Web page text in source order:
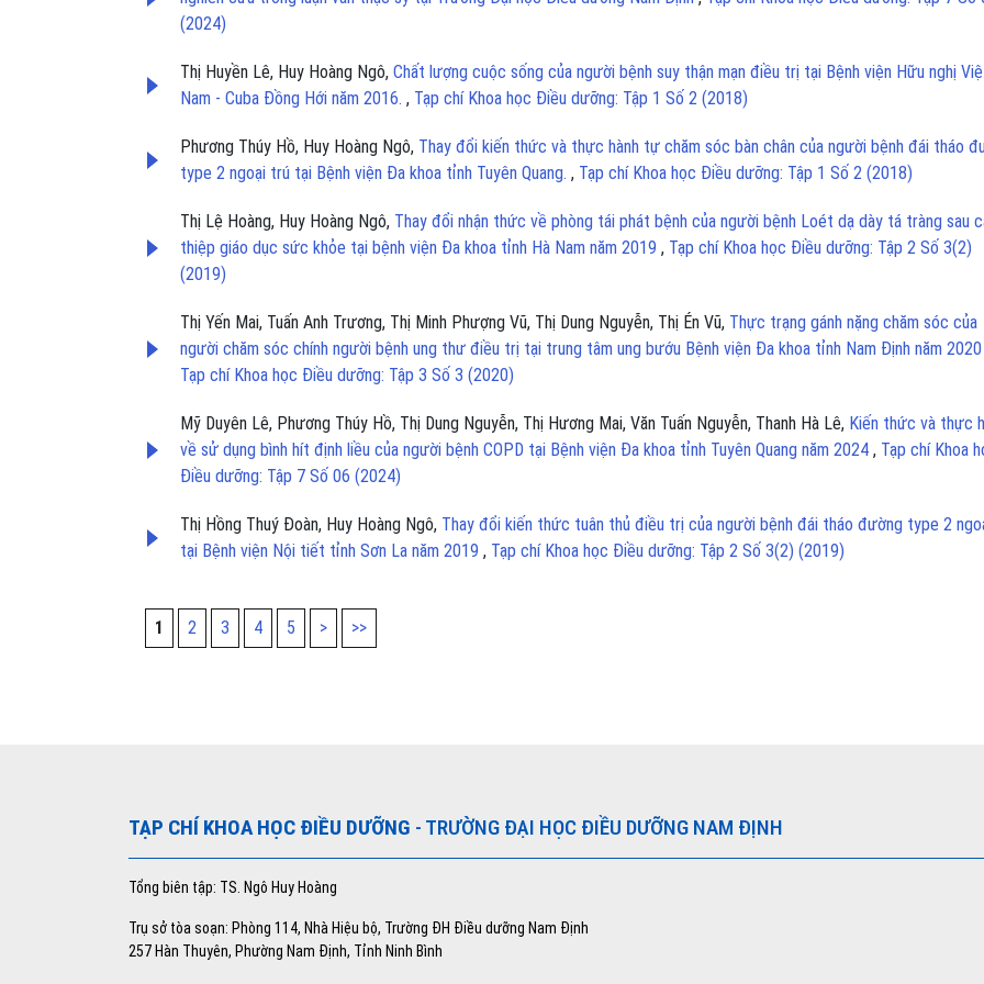
(2024)
Thị Huyền Lê, Huy Hoàng Ngô, Chất lượng cuộc sống của người bệnh suy thận mạn điều trị tại Bệnh viện Hữu nghị
Nam - Cuba Đồng Hới năm 2016. , Tạp chí Khoa học Điều dưỡng: Tập 1 Số 2 (2018)
Phương Thúy Hồ, Huy Hoàng Ngô, Thay đổi kiến thức và thực hành tự chăm sóc bàn chân của người bệnh đái tháo
type 2 ngoại trú tại Bệnh viện Đa khoa tỉnh Tuyên Quang. , Tạp chí Khoa học Điều dưỡng: Tập 1 Số 2 (2018)
Thị Lệ Hoàng, Huy Hoàng Ngô, Thay đổi nhận thức về phòng tái phát bệnh của người bệnh Loét dạ dày tá tràng sau
thiệp giáo dục sức khỏe tại bệnh viện Đa khoa tỉnh Hà Nam năm 2019 , Tạp chí Khoa học Điều dưỡng: Tập 2 Số 3(2)
(2019)
Thị Yến Mai, Tuấn Anh Trương, Thị Minh Phượng Vũ, Thị Dung Nguyễn, Thị Én Vũ, Thực trạng gánh nặng chăm sóc của
người chăm sóc chính người bệnh ung thư điều trị tại trung tâm ung bướu Bệnh viện Đa khoa tỉnh Nam Định năm 2020
Tạp chí Khoa học Điều dưỡng: Tập 3 Số 3 (2020)
Mỹ Duyên Lê, Phương Thúy Hồ, Thị Dung Nguyễn, Thị Hương Mai, Văn Tuấn Nguyễn, Thanh Hà Lê, Kiến thức và thực
về sử dụng bình hít định liều của người bệnh COPD tại Bệnh viện Đa khoa tỉnh Tuyên Quang năm 2024 , Tạp chí Khoa
Điều dưỡng: Tập 7 Số 06 (2024)
Thị Hồng Thuý Đoàn, Huy Hoàng Ngô, Thay đổi kiến thức tuân thủ điều trị của người bệnh đái tháo đường type 2
tại Bệnh viện Nội tiết tỉnh Sơn La năm 2019 , Tạp chí Khoa học Điều dưỡng: Tập 2 Số 3(2) (2019)
1 2 3 4 5 > >>
TẠP CHÍ KHOA HỌC ĐIỀU DƯỠNG - TRƯỜNG ĐẠI HỌC ĐIỀU DƯỠNG NAM ĐỊNH
Tổng biên tập: TS. Ngô Huy Hoàng
Trụ sở tòa soạn: Phòng 114, Nhà Hiệu bộ, Trường ĐH Điều dưỡng Nam Định
257 Hàn Thuyên, Phường Nam Định, Tỉnh Ninh Bình